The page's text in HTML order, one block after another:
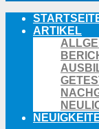
ARTIKEL